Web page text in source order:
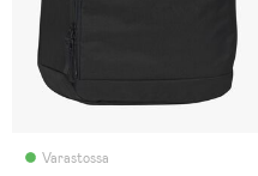
Varastossa